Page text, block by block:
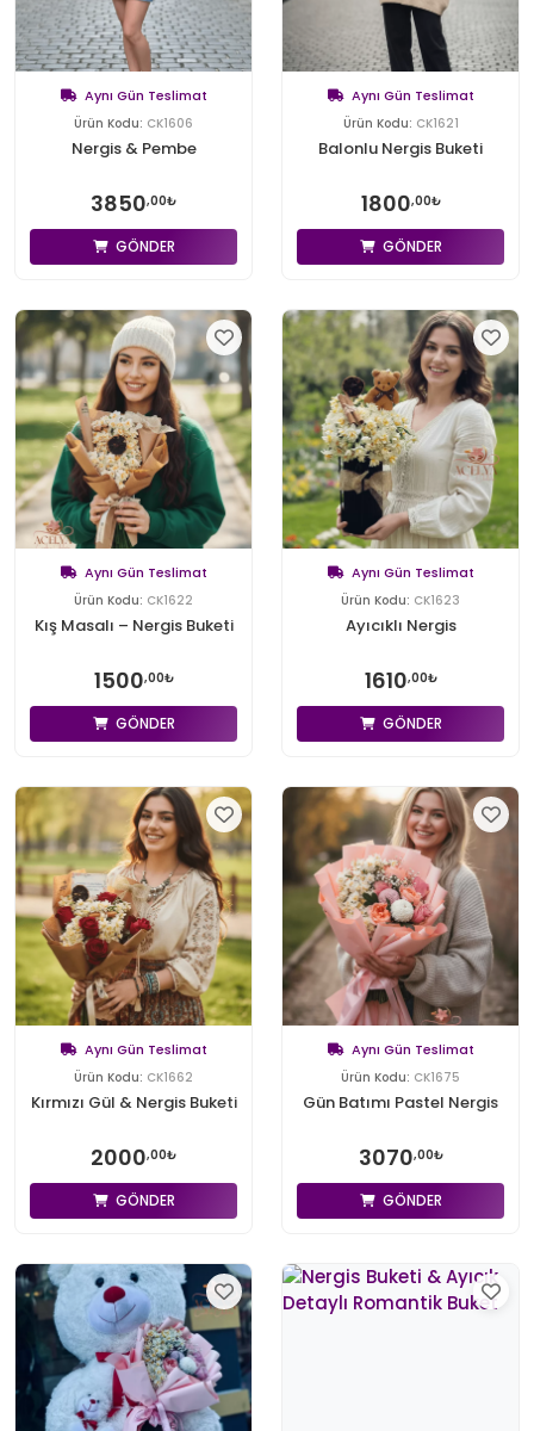
Aynı Gün Teslimat
Ürün Kodu: CK1606
Nergis & Pembe
3850,00₺
GÖNDER
Aynı Gün Teslimat
Ürün Kodu: CK1621
Balonlu Nergis Buketi
1800,00₺
GÖNDER
Aynı Gün Teslimat
Ürün Kodu: CK1622
Kış Masalı – Nergis Buketi
1500,00₺
GÖNDER
Aynı Gün Teslimat
Ürün Kodu: CK1623
Ayıcıklı Nergis
1610,00₺
GÖNDER
Aynı Gün Teslimat
Ürün Kodu: CK1662
Kırmızı Gül & Nergis Buketi
2000,00₺
GÖNDER
Aynı Gün Teslimat
Ürün Kodu: CK1675
Gün Batımı Pastel Nergis
3070,00₺
GÖNDER